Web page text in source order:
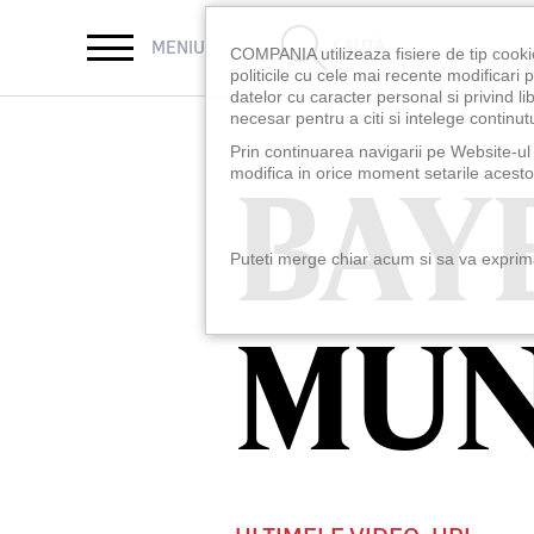
MENIU CAUTĂ
COMPANIA utilizeaza fisiere de tip
politicile cu cele mai recente modificari
datelor cu caracter personal si privind
necesar pentru a citi si intelege
Prin continuarea navigarii pe Website-
modifica in orice moment setarile
Puteti merge chiar acum si sa va